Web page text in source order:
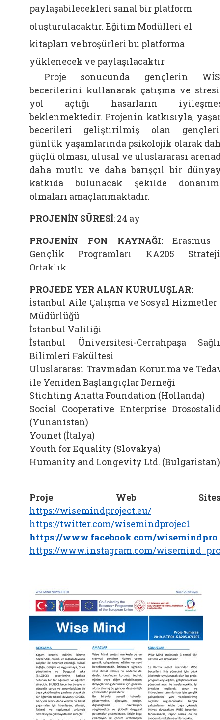
paylaşabilecekleri sanal bir platform
oluşturulacaktır. Eğitim Modülleri el
kitapları ve broşürleri bu platforma
yüklenecek ve paylaşılacaktır.
Proje sonucunda gençlerin
becerilerini kullanarak çatışma ve
yol açtığı hasarların
beklenmektedir. Projenin katkısıyla,
becerileri geliştirilmiş olan
günlük yaşamlarında psikolojik olarak
güçlü olması, ulusal ve uluslararası
daha mutlu ve daha barışçıl bir
katkıda bulunacak şekilde
olmaları amaçlanmaktadır.
PROJENİN SÜRESİ: 24 ay
PROJENİN FON KAYNAĞI:Erasmus
Gençlik Programları KA205
Ortaklık
PROJEDE YER ALAN KURULUŞLAR:
İstanbul Aile Çalışma ve Sosyal
Müdürlüğü
İstanbul Valiliği
İstanbul Üniversitesi-Cerrahpaşa
Bilimleri Fakültesi
Uluslararası Travmadan Korunma ve
ile Yeniden Başlangıçlar Derneği
Stichting Anatta Foundation (Hollanda)
Social Cooperative Enterprise
(Yunanistan)
Younet (İtalya)
Youth for Equality (Slovakya)
Humanity and Longevity Ltd. (Bulgaristan)
Proje Web
https://wisemindproject.eu/
https://twitter.com/wisemindprojec1
https://www.facebook.com/wisemindpro
https://www.instagram.com/